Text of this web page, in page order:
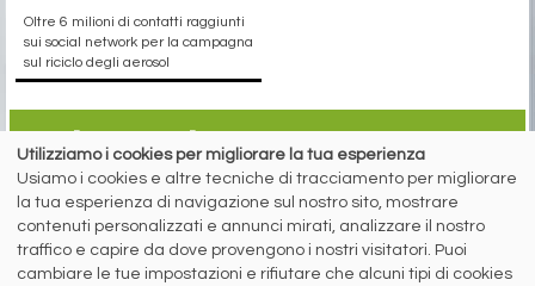
Oltre 6 milioni di contatti raggiunti
sui social network per la campagna
sul riciclo degli aerosol
siderweb
LA COMMUNITY DELL'ACCIAIO
Siderweb S.p.A. SB Società del gruppo Morandi Group s.r.l.
ISSN 2532 -2982
Utilizziamo i cookies per migliorare la tua esperienza
Usiamo i cookies e altre tecniche di tracciamento per migliorare
la tua esperienza di navigazione sul nostro sito, mostrare
contenuti personalizzati e annunci mirati, analizzare il nostro
traffico e capire da dove provengono i nostri visitatori. Puoi
cambiare le tue impostazioni e rifiutare che alcuni tipi di cookies